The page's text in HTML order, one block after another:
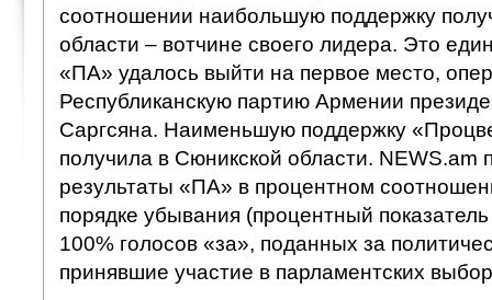
соотношении наибольшую поддержку
области – вотчине своего лидера. Это
«ПА» удалось выйти на первое место,
Республиканскую партию Армении
Саргсяна. Наименьшую поддержку
получила в Сюникской области. NEWS.am
результаты «ПА» в процентном
порядке убывания (процентный
100% голосов «за», поданных за
принявшие участие в парламентских